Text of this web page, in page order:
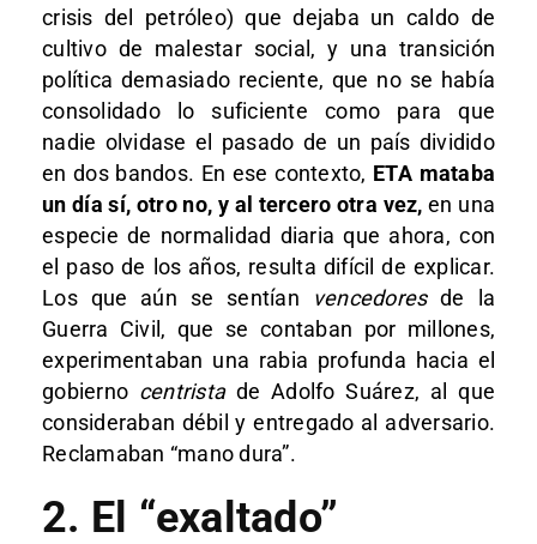
crisis del petróleo) que dejaba un caldo de
cultivo de malestar social, y una transición
política demasiado reciente, que no se había
consolidado lo suficiente como para que
nadie olvidase el pasado de un país dividido
en dos bandos. En ese contexto, ETA mataba
un día sí, otro no, y al tercero otra vez, en una
especie de normalidad diaria que ahora, con
el paso de los años, resulta difícil de explicar.
Los que aún se sentían
vencedoresde la
Guerra Civil, que se contaban por millones,
experimentaban una rabia profunda hacia el
gobierno centristade Adolfo Suárez, al que
consideraban débil y entregado al adversario.
Reclamaban “mano dura”.
2. El “exaltado”